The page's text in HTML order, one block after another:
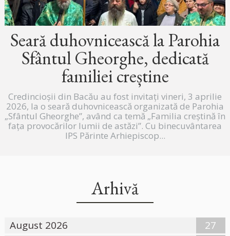
Seară duhovnicească la Parohia
Sfântul Gheorghe, dedicată
familiei creștine
Credincioșii din Bacău au fost invitați vineri, 3 aprilie
2026, la o seară duhovnicească organizată de Parohia
„Sfântul Gheorghe”, având ca temă „Familia creștină în
fața provocărilor lumii de astăzi”. Cu binecuvântarea
IPS Părinte Arhiepiscop...
Arhivă
August 2026
27